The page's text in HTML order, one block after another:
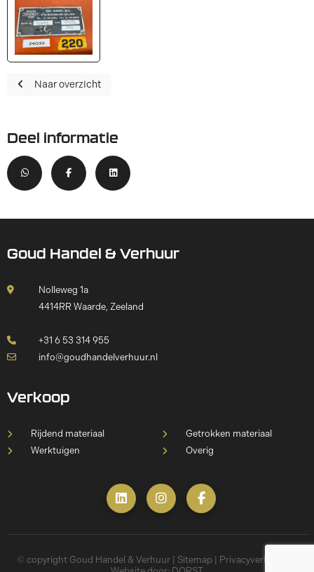
Naar overzicht
Deel informatie
Goud Handel & Verhuur
Nolleweg 1a
4414RR Waarde, Zeeland
+31 6 53 314 955
info@goudhandelverhuur.nl
Verkoop
Rijdend materiaal
Werktuigen
Getrokken materiaal
Overig
© copyright Goud Handel & Verhuur | Sitemap Privacyverklaring